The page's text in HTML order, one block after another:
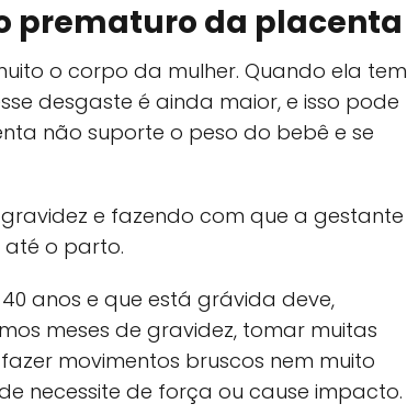
prematuro da placenta
o corpo da mulher. Quando ela tem
desgaste é ainda maior, e isso pode
não suporte o peso do bebê e se
e fazendo com que a gestante
até o parto.
anos e que está grávida deve,
meses de gravidez, tomar muitas
movimentos bruscos nem muito
necessite de força ou cause impacto.